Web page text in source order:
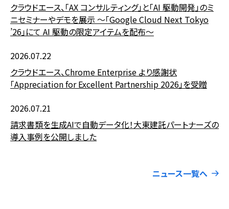
クラウドエース、「AX コンサルティング」と「AI 駆動開発」のミ
ニセミナーやデモを展示 〜「Google Cloud Next Tokyo
’26」にて AI 駆動の限定アイテムを配布〜
2026.07.22
クラウドエース、Chrome Enterprise より感謝状
「Appreciation for Excellent Partnership 2026」を受贈
2026.07.21
請求書類を生成AIで自動データ化！大東建託パートナーズの
導入事例を公開しました
ニュース一覧へ